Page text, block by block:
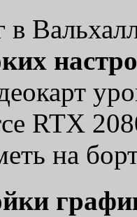
в
RTX
на